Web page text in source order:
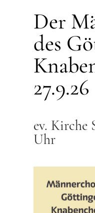
Der
des
27.9.26
ev. Kirche
Uhr